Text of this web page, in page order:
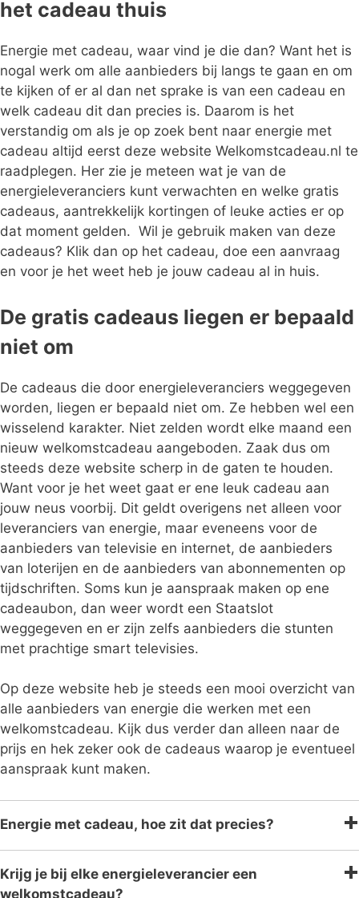
het cadeau thuis
Energie met cadeau, waar vind je die dan? Want het is
nogal werk om alle aanbieders bij langs te gaan en om
te kijken of er al dan net sprake is van een cadeau en
welk cadeau dit dan precies is. Daarom is het
verstandig om als je op zoek bent naar energie met
cadeau altijd eerst deze website Welkomstcadeau.nl te
raadplegen. Her zie je meteen wat je van de
energieleveranciers kunt verwachten en welke gratis
cadeaus, aantrekkelijk kortingen of leuke acties er op
dat moment gelden. Wil je gebruik maken van deze
cadeaus? Klik dan op het cadeau, doe een aanvraag
en voor je het weet heb je jouw cadeau al in huis.
De gratis cadeaus liegen er bepaald
niet om
De cadeaus die door energieleveranciers weggegeven
worden, liegen er bepaald niet om. Ze hebben wel een
wisselend karakter. Niet zelden wordt elke maand een
nieuw welkomstcadeau aangeboden. Zaak dus om
steeds deze website scherp in de gaten te houden.
Want voor je het weet gaat er ene leuk cadeau aan
jouw neus voorbij. Dit geldt overigens net alleen voor
leveranciers van energie, maar eveneens voor de
aanbieders van televisie en internet, de aanbieders
van loterijen en de aanbieders van abonnementen op
tijdschriften. Soms kun je aanspraak maken op ene
cadeaubon, dan weer wordt een Staatslot
weggegeven en er zijn zelfs aanbieders die stunten
met prachtige smart televisies.
Op deze website heb je steeds een mooi overzicht van
alle aanbieders van energie die werken met een
welkomstcadeau. Kijk dus verder dan alleen naar de
prijs en hek zeker ook de cadeaus waarop je eventueel
aanspraak kunt maken.
Energie met cadeau, hoe zit dat precies?
Krijg je bij elke energieleverancier een
welkomstcadeau?